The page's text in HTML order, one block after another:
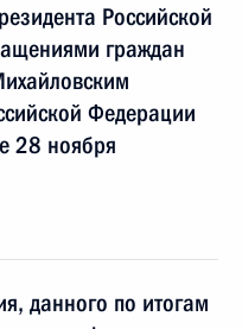
Российской
граждан
Федерации
28 ноября
данного по итогам